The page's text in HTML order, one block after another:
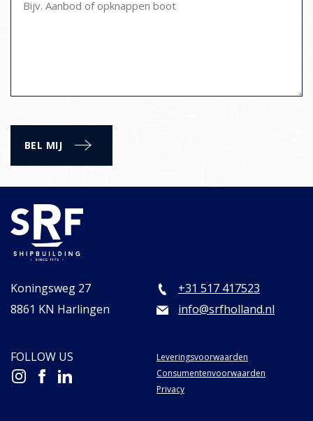
Koningsweg 27
8861 KN Harlingen
+31 517 417523
info@srfholland.nl
Leveringsvoorwaarden
Consumentenvoorwaarden
Privacy
FOLLOW US